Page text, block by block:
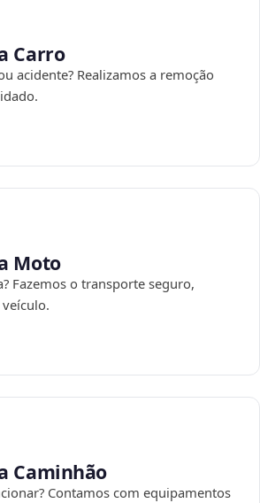
Carro
acidente? Realizamos a remoção
Moto
Fazemos o transporte seguro,
Caminhão
Contamos com equipamentos